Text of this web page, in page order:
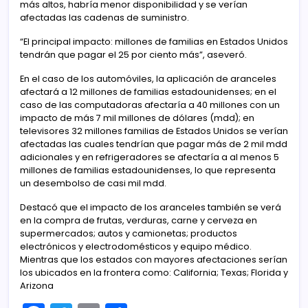
más altos, habría menor disponibilidad y se verían
afectadas las cadenas de suministro.
“El principal impacto: millones de familias en Estados Unidos
tendrán que pagar el 25 por ciento más”, aseveró.
En el caso de los automóviles, la aplicación de aranceles
afectará a 12 millones de familias estadounidenses; en el
caso de las computadoras afectaría a 40 millones con un
impacto de más 7 mil millones de dólares (mdd); en
televisores 32 millones familias de Estados Unidos se verían
afectadas las cuales tendrían que pagar más de 2 mil mdd
adicionales y en refrigeradores se afectaría a al menos 5
millones de familias estadounidenses, lo que representa
un desembolso de casi mil mdd.
Destacó que el impacto de los aranceles también se verá
en la compra de frutas, verduras, carne y cerveza en
supermercados; autos y camionetas; productos
electrónicos y electrodomésticos y equipo médico.
Mientras que los estados con mayores afectaciones serían
los ubicados en la frontera como: California; Texas; Florida y
Arizona